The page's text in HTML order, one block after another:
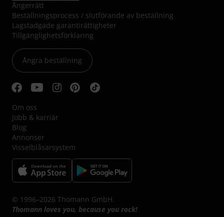
Ångerrätt
Beställningsprocess / slutförande av beställning
Lagstadgade garantirättigheter
Tillgänglighetsförklaring
Ångra beställning
Om oss
Jobb & karriär
Blog
Annonser
Visselblåsarsystem
© 1996–2026 Thomann GmbH.
Thomann loves you, because you rock!